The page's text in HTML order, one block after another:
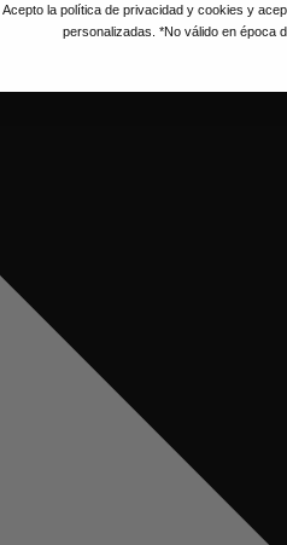
Acepto la política de privacidad y cookies y
personalizadas. *No válido en época